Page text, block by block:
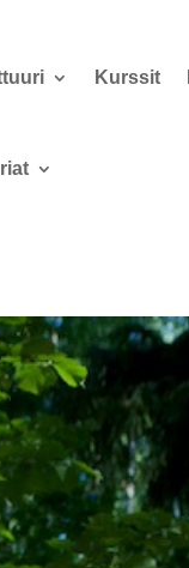
Kurssit